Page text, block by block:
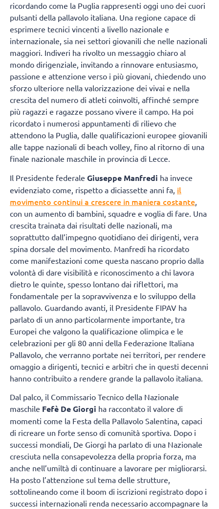
ricordando come la Puglia rappresenti oggi uno dei cuori
pulsanti della pallavolo italiana. Una regione capace di
esprimere tecnici vincenti a livello nazionale e
internazionale, sia nei settori giovanili che nelle nazionali
maggiori. Indiveri ha rivolto un messaggio chiaro al
mondo dirigenziale, invitando a rinnovare entusiasmo,
passione e attenzione verso i più giovani, chiedendo uno
sforzo ulteriore nella valorizzazione dei vivai e nella
crescita del numero di atleti coinvolti, affinché sempre
più ragazzi e ragazze possano vivere il campo. Ha poi
ricordato i numerosi appuntamenti di rilievo che
attendono la Puglia, dalle qualificazioni europee giovanili
alle tappe nazionali di beach volley, fino al ritorno di una
finale nazionale maschile in provincia di Lecce.
Il Presidente federale Giuseppe Manfredi ha invece
evidenziato come, rispetto a diciassette anni fa, il
movimento continui a crescere in maniera costante
con un aumento di bambini, squadre e voglia di fare. Una
crescita trainata dai risultati delle nazionali, ma
soprattutto dall’impegno quotidiano dei dirigenti, vera
spina dorsale del movimento. Manfredi ha ricordato
come manifestazioni come questa nascano proprio dalla
volontà di dare visibilità e riconoscimento a chi lavora
dietro le quinte, spesso lontano dai riflettori, ma
fondamentale per la sopravvivenza e lo sviluppo della
pallavolo. Guardando avanti, il Presidente FIPAV ha
parlato di un anno particolarmente importante, tra
Europei che valgono la qualificazione olimpica e le
celebrazioni per gli 80 anni della Federazione Italiana
Pallavolo, che verranno portate nei territori, per rendere
omaggio a dirigenti, tecnici e arbitri che in questi decenni
hanno contribuito a rendere grande la pallavolo italiana.
Dal palco, il Commissario Tecnico della Nazionale
maschile Fefè De Giorgi ha raccontato il valore di
momenti come la Festa della Pallavolo Salentina, capaci
di ricreare un forte senso di comunità sportiva. Dopo i
successi mondiali, De Giorgi ha parlato di una Nazionale
cresciuta nella consapevolezza della propria forza, ma
anche nell’umiltà di continuare a lavorare per migliorarsi.
Ha posto l’attenzione sul tema delle strutture,
sottolineando come il boom di iscrizioni registrato dopo i
successi internazionali renda necessario accompagnare la